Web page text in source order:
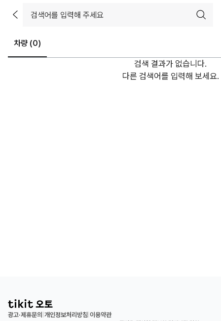
차량 (0)
검색 결과가 없습니다.
다른 검색어를 입력해 보세요.
광고·제휴문의 개인정보처리방침 이용약관